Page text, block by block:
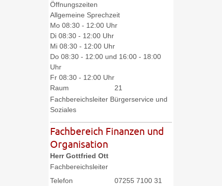
Öffnungszeiten
Allgemeine Sprechzeit
Mo 08:30 - 12:00 Uhr
Di 08:30 - 12:00 Uhr
Mi 08:30 - 12:00 Uhr
Do 08:30 - 12:00 und 16:00 - 18:00
Uhr
Fr 08:30 - 12:00 Uhr
Raum
21
Fachbereichsleiter Bürgerservice und
Soziales
Fachbereich Finanzen und
Organisation
Herr Gottfried Ott
Fachbereichsleiter
Telefon
07255 7100 31